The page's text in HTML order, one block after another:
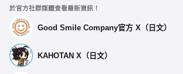
於官方社群媒體查看最新資訊！
Good Smile Company官方 X（日文）
KAHOTAN X（日文）